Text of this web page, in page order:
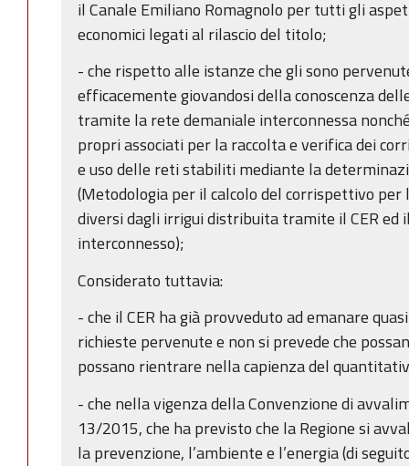
il Canale Emiliano Romagnolo per tutti gli
economici legati al rilascio del titolo;
- che rispetto alle istanze che gli sono
efficacemente giovandosi della conoscenza
tramite la rete demaniale interconnessa
propri associati per la raccolta e verifica dei
e uso delle reti stabiliti mediante la
(Metodologia per il calcolo del corrispettivo
diversi dagli irrigui distribuita tramite il CER ed
interconnesso);
Considerato tuttavia:
- che il CER ha già provveduto ad emanare
richieste pervenute e non si prevede che
possano rientrare nella capienza del
- che nella vigenza della Convenzione di
13/2015, che ha previsto che la Regione si
la prevenzione, l’ambiente e l’energia (di